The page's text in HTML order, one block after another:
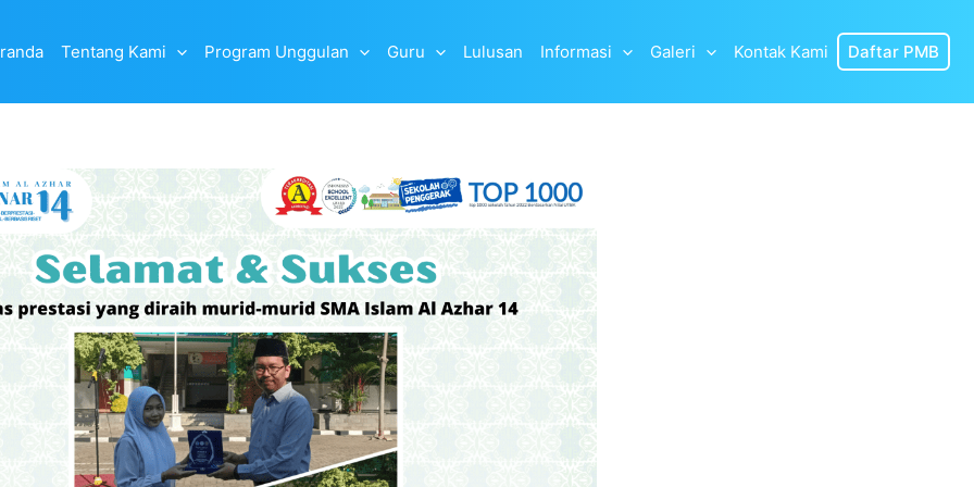
Tentang Kami Program Unggulan Guru Lulusan Informasi Galeri Kontak Kami Daftar PMB